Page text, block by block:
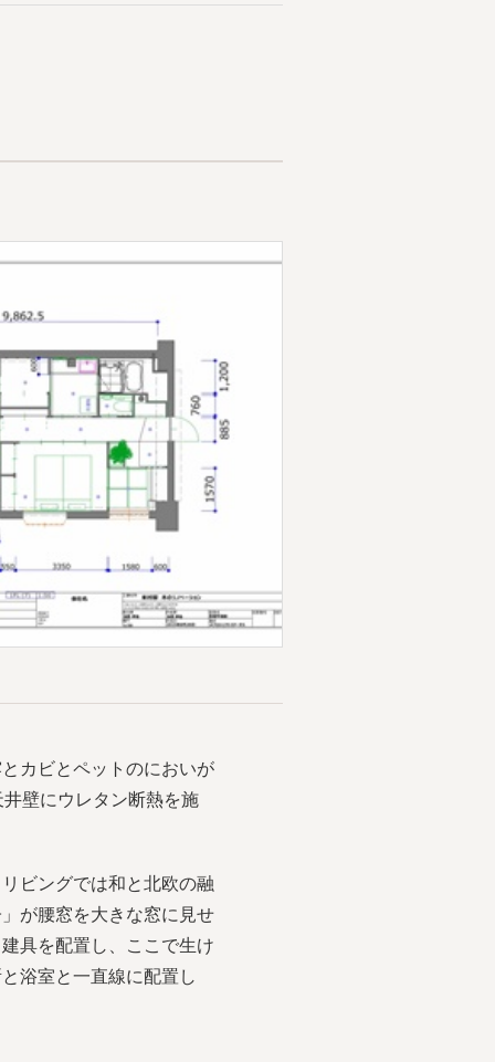
カビとペットのにおいが
壁にウレタン断熱を施
ビングでは和と北欧の融
が腰窓を大きな窓に見せ
具を配置し、ここで生け
浴室と一直線に配置し